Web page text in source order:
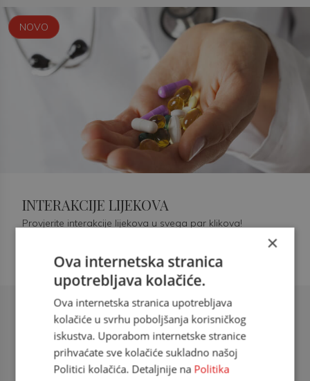
Šećerna bolest tip 2 = kardiovaskularna
doc. dr. sc. Višnja Kokić Maleš,
dr.med., specijalististica
NOVO
INTERAKCIJE LIJEKOVA
Provjerite interakcije lijekova u svega par klikova!
×
Ova internetska stranica
upotrebljava kolačiće.
Ova internetska stranica upotrebljava
kolačiće u svrhu poboljšanja korisničkog
iskustva. Uporabom internetske stranice
prihvaćate sve kolačiće sukladno našoj
Politici kolačića. Detaljnije na Politika